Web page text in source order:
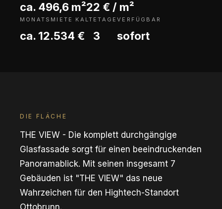
ca. 496,6 m²22 € / m²
MONATSMIETE KALT
ca. 12.534 €
ETAGE
3
VERFÜGBAR
sofort
DIE FLÄCHE
THE VIEW - Die komplett durchgängige
Glasfassade sorgt für einen beeindruckenden
Panoramablick. Mit seinen insgesamt 7
Gebäuden ist "THE VIEW" das neue
Wahrzeichen für den Hightech-Standort